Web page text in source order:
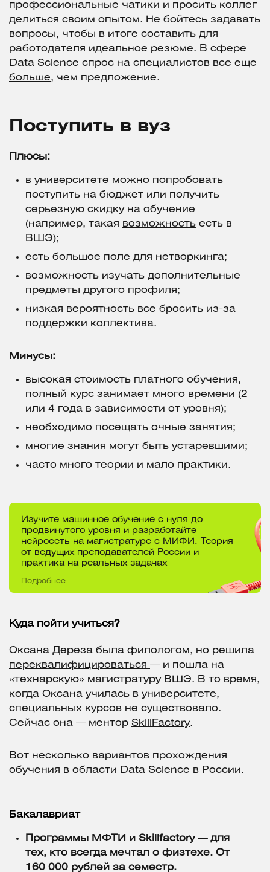
профессиональные чатики и просить коллег
делиться своим опытом. Не бойтесь задавать
вопросы, чтобы в итоге составить для
работодателя идеальное резюме. В сфере
Data Science спрос на специалистов все еще
больше, чем предложение.
Поступить в вуз
Плюсы:
в университете можно попробовать
поступить на бюджет или получить
серьезную скидку на обучение
(например, такая возможность есть в
ВШЭ);
есть большое поле для нетворкинга;
возможность изучать дополнительные
предметы другого профиля;
низкая вероятность все бросить из-за
поддержки коллектива.
Минусы:
высокая стоимость платного обучения,
полный курс занимает много времени (2
или 4 года в зависимости от уровня);
необходимо посещать очные занятия;
многие знания могут быть устаревшими;
часто много теории и мало практики.
Изучите машинное обучение с нуля до
продвинутого уровня и разработайте
нейросеть на магистратуре с МИФИ. Теория
от ведущих преподавателей России и
практика на реальных задачах
Подробнее
Куда пойти учиться?
Оксана Дереза была филологом, но решила
переквалифицироваться — и пошла на
«технарскую» магистратуру ВШЭ. В то время,
когда Оксана училась в университете,
специальных курсов не существовало.
Сейчас она — ментор SkillFactory.
Вот несколько вариантов прохождения
обучения в области Data Science в России.
Бакалавриат
Программы МФТИ и Skillfactory — для
тех, кто всегда мечтал о физтехе. От
160 000 рублей за семестр.